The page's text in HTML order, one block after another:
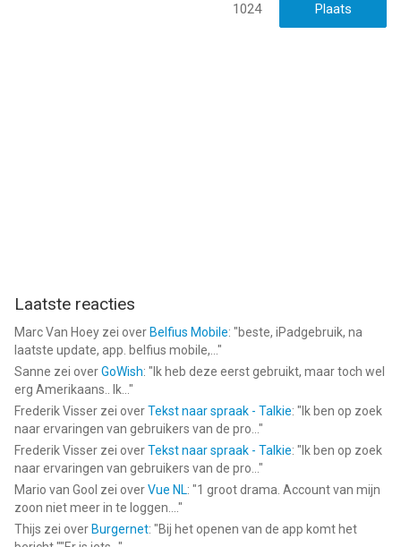
1024
Laatste reacties
Marc Van Hoey zei over Belfius Mobile: "beste, iPadgebruik, na
laatste update, app. belfius mobile,... "
Sanne zei overGoWish: " Ik heb deze eerst gebruikt, maar toch wel
erg Amerikaans.. Ik... "
Frederik Visser zei overTekst naar spraak - Talkie: " Ik ben op zoek
naar ervaringen van gebruikers van de pro... "
Frederik Visser zei overTekst naar spraak - Talkie: " Ik ben op zoek
naar ervaringen van gebruikers van de pro... "
Mario van Gool zei overVue NL: "1 groot drama. Account van mijn
zoon niet meer in te loggen.... "
Thijs zei over Burgernet: "Bij het openen van de app komt het